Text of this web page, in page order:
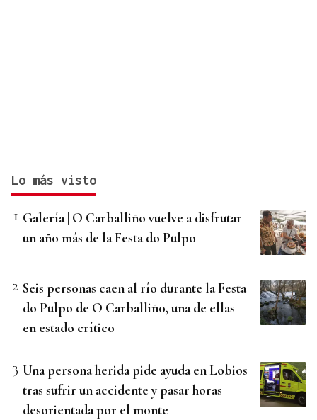
Lo más visto
Galería | O Carballiño vuelve a disfrutar
un año más de la Festa do Pulpo
Seis personas caen al río durante la Festa
do Pulpo de O Carballiño, una de ellas
en estado crítico
Una persona herida pide ayuda en Lobios
tras sufrir un accidente y pasar horas
desorientada por el monte